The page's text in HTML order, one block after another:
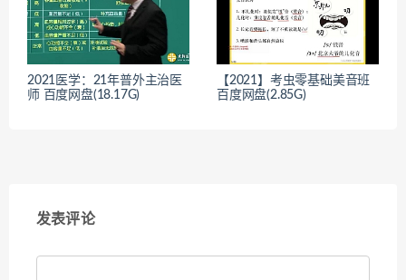
2021医学：21年普外主治医
师 百度网盘(18.17G)
【2021】考虫零基础美音班
百度网盘(2.85G)
发表评论